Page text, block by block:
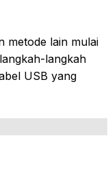
metode lain mulai
langkah
USB yang